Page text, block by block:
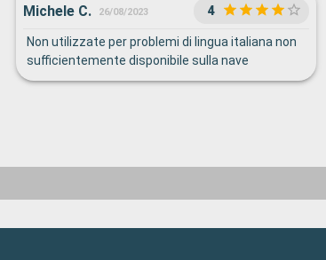
Michele C. 26/08/2023 4
Non utilizzate per problemi di lingua italiana non
sufficientemente disponibile sulla nave